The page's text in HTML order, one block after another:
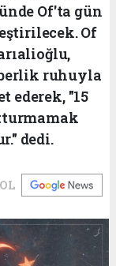
Of'ta gün
Of
ruhuyla
ederek, "15
dedi.